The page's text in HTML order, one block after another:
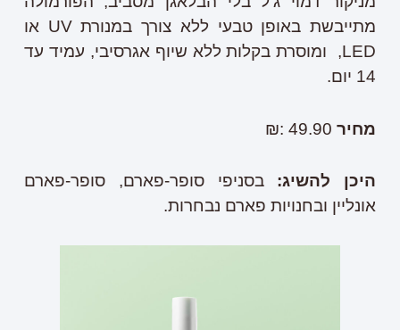
מתייבשת באופן טבעי ללא צורך במנורת UV או
LED, ומוסרת בקלות ללא שיוף אגרסיבי, עמיד עד
14 יום.
מחיר49.90 :₪
היכן להשיג: בסניפי סופר-פארם, סופר-פארם
אונליין ובחנויות פארם נבחרות.